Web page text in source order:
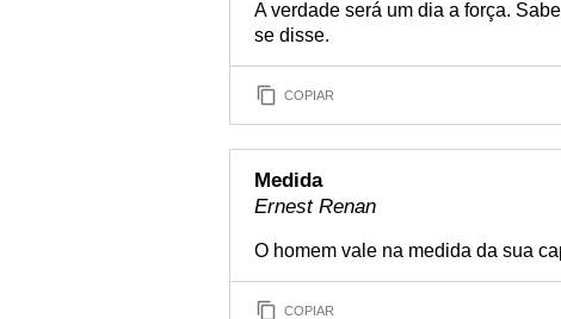
A verdade será um dia a força.
se disse.
COPIAR
Medida
Ernest Renan
O homem vale na medida da sua
COPIAR